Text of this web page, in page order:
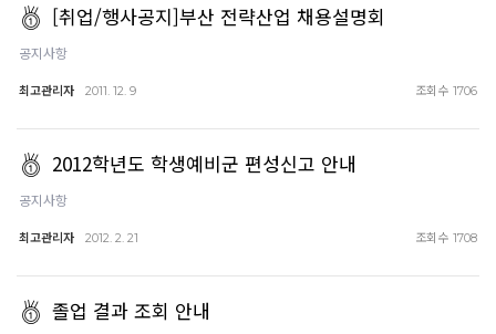
[취업/행사공지]부산 전략산업 채용설명회
공지사항
최고관리자 2011. 12. 9 조회수 1706
2012학년도 학생예비군 편성신고 안내
공지사항
최고관리자 2012. 2. 21 조회수 1708
졸업 결과 조회 안내